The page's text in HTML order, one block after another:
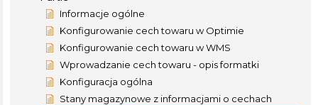
Informacje ogólne
Konfigurowanie cech towaru w Optimie
Konfigurowanie cech towaru w WMS
Wprowadzanie cech towaru - opis formatki
Konfiguracja ogólna
Stany magazynowe z informacjami o cechach